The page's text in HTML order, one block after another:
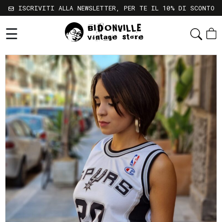
Shop
Chi
Siamo
Sostenibilità
Servizi
Contatti
Gift
Card
Newsletter
Termini
e
Condizioni
Spedizioni
ISCRIVITI ALLA NEWSLETTER, PER TE IL 10% DI SCONTO
☰